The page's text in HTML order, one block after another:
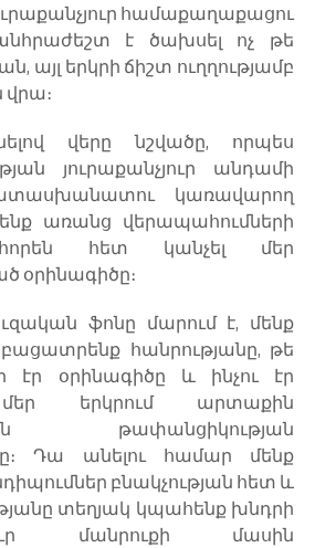
համաքաղաքացու
է ծախսել ոչ թե
այլ երկրի ճիշտ ուղղությամբ
վերը նշվածը, որպես
յուրաքանչյուր անդամի
կառավարող
ենք առանց վերապահումների
հետ կանչել մեր
ֆոնը մարում է, մենք
հանրությանը, թե
էր օրինագիծը և ինչու էր
երկրում արտաքին
թափանցիկության
Դա անելու համար մենք
բնակչության հետ և
տեղյակ կպահենք խնդրի
մանրուքի մասին